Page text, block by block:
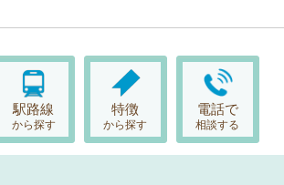
駅路線
から探す
特徴
から探す
電話で
相談する